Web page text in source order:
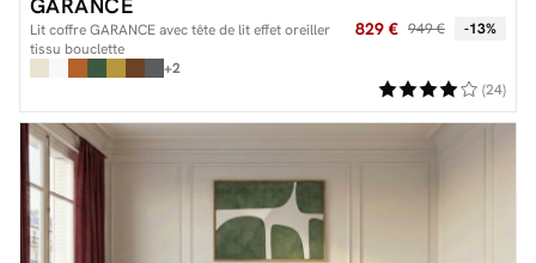
Lit coffre GARANCE avec tête de lit effet oreiller
tissu bouclette
829 € 949 € -13%
+2
(24)